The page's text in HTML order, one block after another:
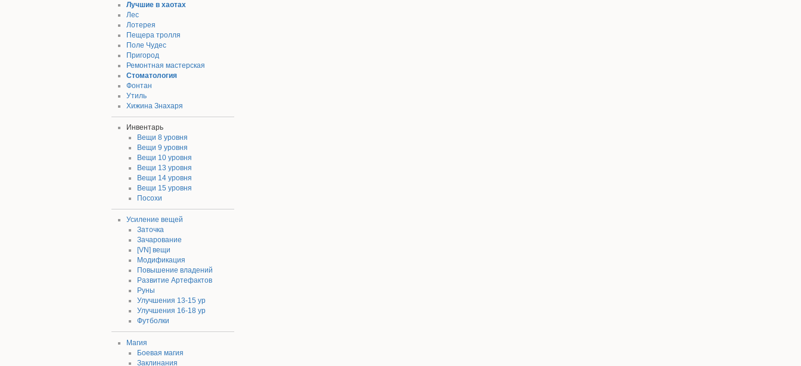
Лучшие в хаотах
Лес
Лотерея
Пещера тролля
Поле Чудес
Пригород
Ремонтная мастерская
Стоматология
Фонтан
Утиль
Хижина Знахаря
Инвентарь
Вещи 8 уровня
Вещи 9 уровня
Вещи 10 уровня
Вещи 13 уровня
Вещи 14 уровня
Вещи 15 уровня
Посохи
Усиление вещей
Заточка
Зачарование
[VN] вещи
Модификация
Повышение владений
Развитие Артефактов
Руны
Улучшения 13-15 ур
Улучшения 16-18 ур
Футболки
Магия
Боевая магия
Заклинания